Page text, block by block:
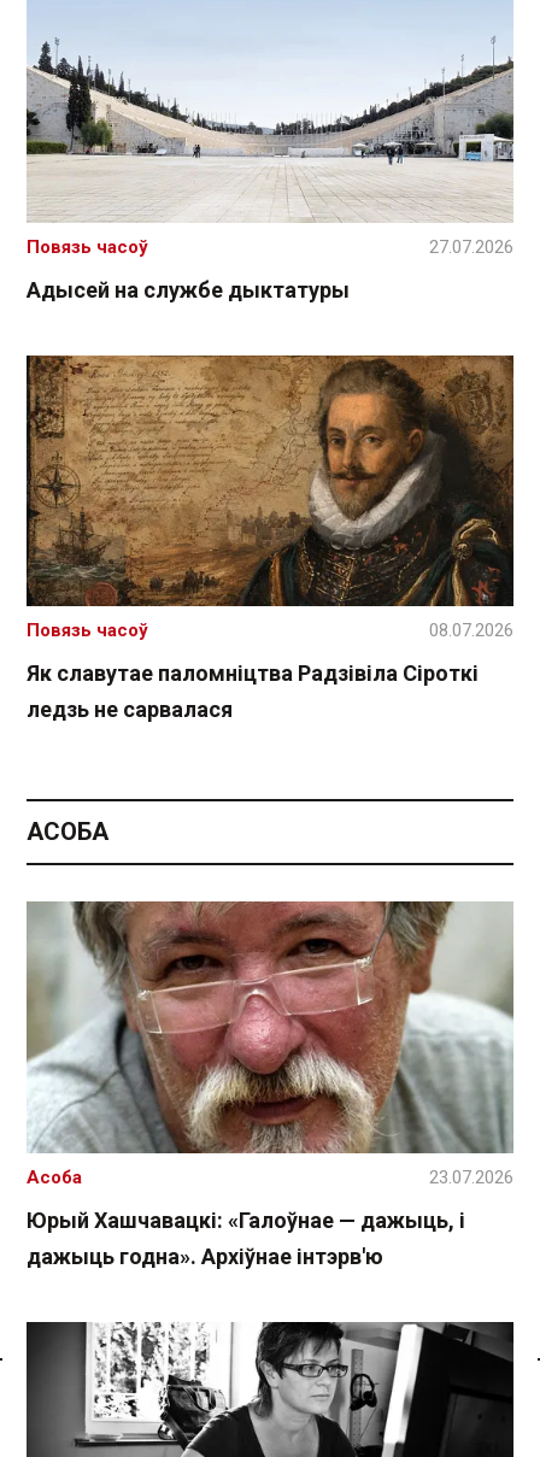
Спасылка без VPN
Адысей на службе дыктатуры
Повязь часоў 27.07.2026
Як славутае паломніцтва Радзівіла Сіроткі
ледзь не сарвалася
Повязь часоў 08.07.2026
АСОБА
Юрый Хашчавацкі: «Галоўнае — дажыць, і
дажыць годна». Архіўнае інтэрв'ю
Асоба 23.07.2026